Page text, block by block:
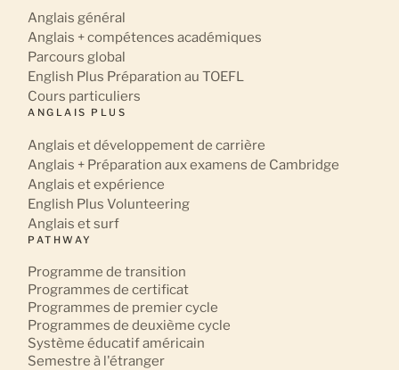
Anglais général
Anglais + compétences académiques
Parcours global
English Plus Préparation au TOEFL
Cours particuliers
ANGLAIS PLUS
Anglais et développement de carrière
Anglais + Préparation aux examens de Cambridge
Anglais et expérience
English Plus Volunteering
Anglais et surf
PATHWAY
Programme de transition
Programmes de certificat
Programmes de premier cycle
Programmes de deuxième cycle
Système éducatif américain
Semestre à l'étranger